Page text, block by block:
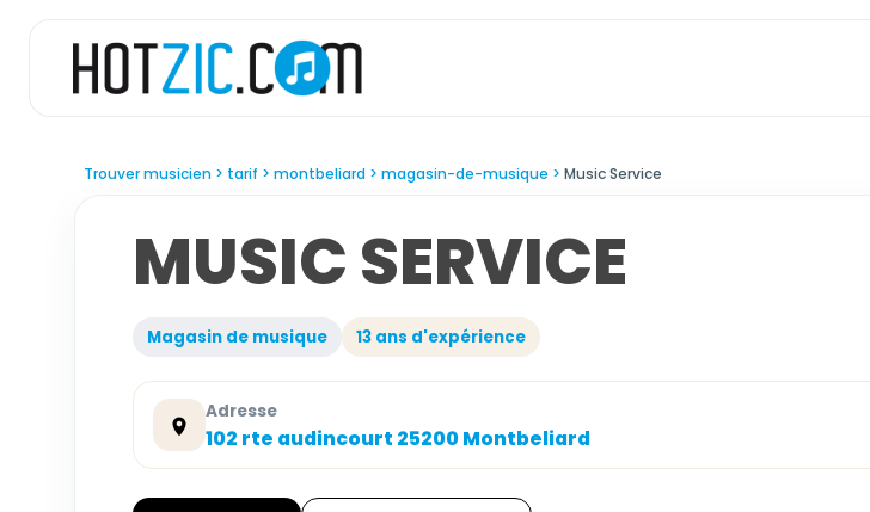
Trouver musicien tarif montbeliard magasin-de-musique Music Service
MUSIC SERVICE
Magasin de musique 13 ans d'expérience
Adresse
102 rte audincourt 25200 Montbeliard